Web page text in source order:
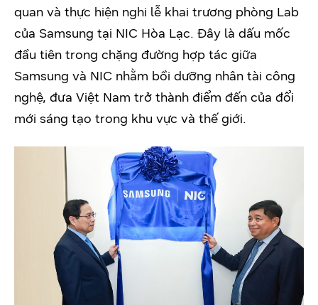
quan và thực hiện nghi lễ khai trương phòng Lab
của Samsung tại NIC Hòa Lạc. Đây là dấu mốc
đầu tiên trong chặng đường hợp tác giữa
Samsung và NIC nhằm bồi dưỡng nhân tài công
nghệ, đưa Việt Nam trở thành điểm đến của đổi
mới sáng tạo trong khu vực và thế giới.